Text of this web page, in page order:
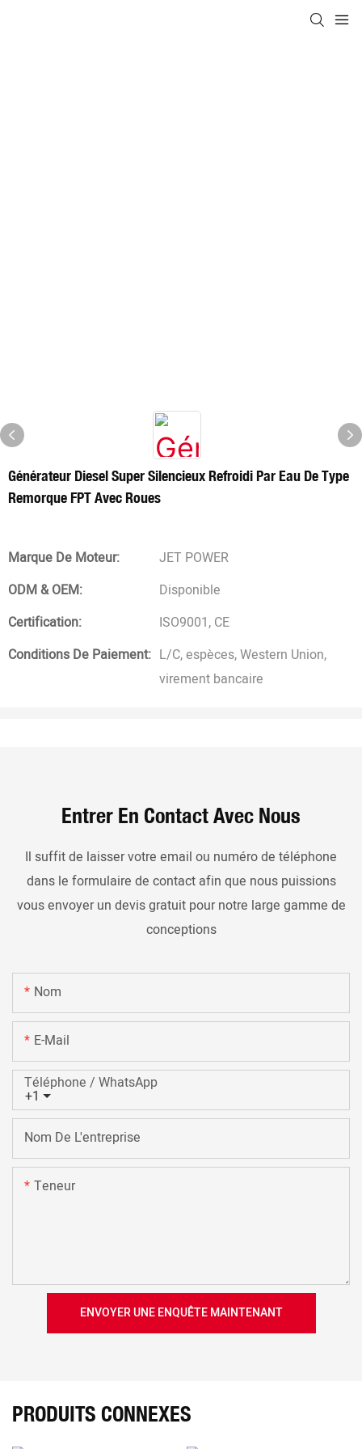
Générateur Diesel Super Silencieux Refroidi Par Eau De Type
Remorque FPT Avec Roues
Marque De Moteur:
JET POWER
ODM & OEM:
Disponible
Certification:
ISO9001, CE
Conditions De Paiement: L/C, espèces, Western Union,
virement bancaire
Entrer En Contact Avec Nous
Il suffit de laisser votre email ou numéro de téléphone
dans le formulaire de contact afin que nous puissions
vous envoyer un devis gratuit pour notre large gamme de
conceptions
Nom
E-Mail
+1
Téléphone / WhatsApp
Nom De L'entreprise
Teneur
ENVOYER UNE ENQUÊTE MAINTENANT
PRODUITS CONNEXES